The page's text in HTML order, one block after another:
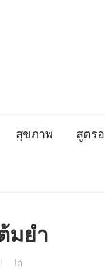
สุขภาพ สูตร
มยำ
In